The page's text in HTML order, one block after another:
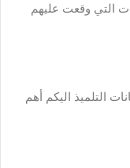
التي وقعت عليهم
التلميذ اليكم أهم